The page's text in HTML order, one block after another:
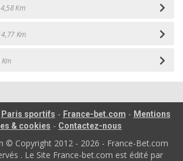
Km
Km
Paris sportifs - France-bet.com - Mentions
& cookies - Contactez-nous
© Copyright 2012 - 2026 - France-Bet.com
. Le Site France-bet.com est édité par